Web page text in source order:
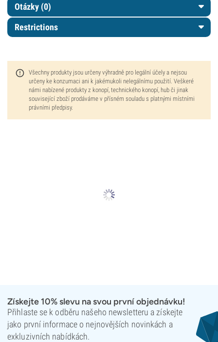
Otázky (0)
Restrictions
Všechny produkty jsou určeny výhradně pro legální účely a nejsou
určeny ke konzumaci ani k jakémukoli nelegálnímu použití. Veškeré
námi nabízené produkty z konopí, technického konopí, hub či jinak
související zboží prodáváme v přísném souladu s platnými místními
právními předpisy.
Získejte 10% slevu na svou první objednávku!
Přihlaste se k odběru našeho newsletteru a získejte
jako první informace o nejnovějších novinkách a
exkluzivních nabídkách.